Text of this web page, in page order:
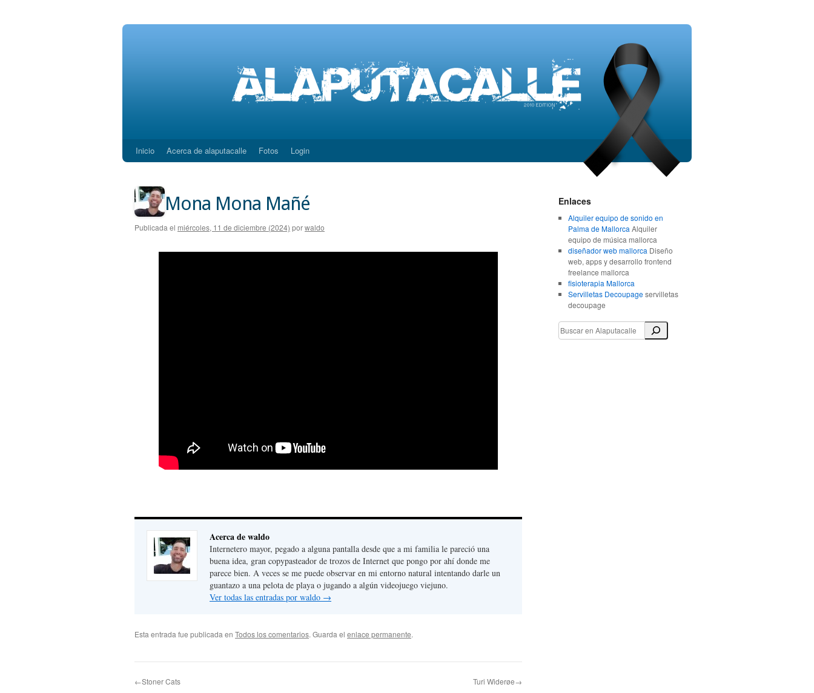
Saltar
contenido
Inicio Acerca de alaputacalle Fotos Login
Mona Mona Mañé
Publicada el miércoles, 11 de diciembre (2024) porwaldo
Acerca de waldo
Internetero mayor, pegado a alguna pantalla desde que a mi familia le pareció una
buena idea, gran copypasteador de trozos de Internet que pongo por ahí donde me
parece bien. A veces se me puede observar en mi entorno natural intentando darle un
guantazo a una pelota de playa o jugando a algún videojuego viejuno.
Ver todas las entradas por waldo →
Esta entrada fue publicada en Todos los comentarios. Guarda el enlace permanente.
←Stoner Cats Turi Widerøe→
Enlaces
Alquiler equipo de sonido en
Palma de Mallorca Alquiler
equipo de música mallorca
diseñador web mallorca Diseño
web, apps y desarrollo frontend
freelance mallorca
fisioterapia Mallorca
Servilletas Decoupageservilletas
decoupage